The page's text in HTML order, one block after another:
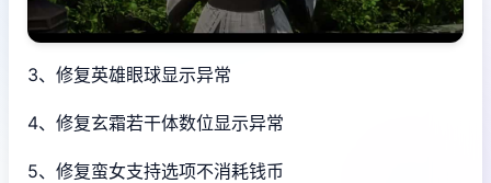
3、修复英雄眼球显示异常
4、修复玄霜若干体数位显示异常
5、修复蛮女支持选项不消耗钱币